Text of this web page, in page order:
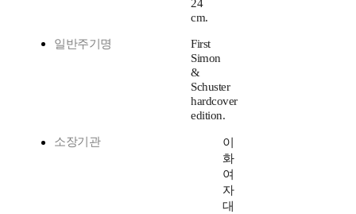
24
cm.
일반주기명
First
Simon
&
Schuster
hardcover
edition.
소장기관
이
화
여
자
대